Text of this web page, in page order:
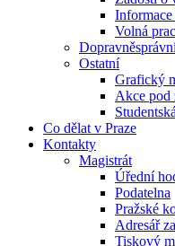
Volná
Ostatní
Grafický
Akce pod
Co dělat v Praze
Kontakty
Magistrát
Úřední
Podatelna
Pražské
Adresář
Tiskový